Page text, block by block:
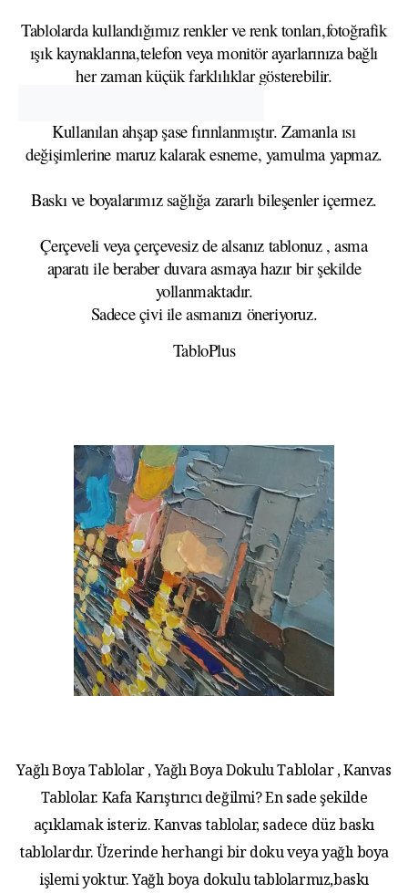
Tablolarda kullandığımız renkler ve renk tonları,fotoğrafik
ışık kaynaklarına,telefon veya monitör ayarlarınıza bağlı
her zaman küçük farklılıklar gösterebilir.
Kullanılan ahşap şase fırınlanmıştır. Zamanla ısı
değişimlerine maruz kalarak esneme, yamulma yapmaz.
Baskı ve boyalarımız sağlığa zararlı bileşenler içermez.
Çerçeveli veya çerçevesiz de alsanız tablonuz , asma
aparatı ile beraber duvara asmaya hazır bir şekilde
yollanmaktadır.
Sadece çivi ile asmanızı öneriyoruz.
TabloPlus
Yağlı Boya Tablolar , Yağlı Boya Dokulu Tablolar , Kanvas
Tablolar. Kafa Karıştırıcı değilmi? En sade şekilde
açıklamak isteriz. Kanvas tablolar, sadece düz baskı
tablolardır. Üzerinde herhangi bir doku veya yağlı boya
işlemi yoktur. Yağlı boya dokulu tablolarmız,baskı